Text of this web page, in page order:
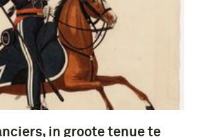
in groote tenue te